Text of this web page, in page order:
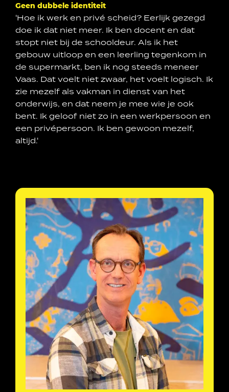
Geen dubbele identiteit
'Hoe ik werk en privé scheid? Eerlijk gezegd
doe ik dat niet meer. Ik ben docent en dat
stopt niet bij de schooldeur. Als ik het
gebouw uitloop en een leerling tegenkom in
de supermarkt, ben ik nog steeds meneer
Vaas. Dat voelt niet zwaar, het voelt logisch. Ik
zie mezelf als vakman in dienst van het
onderwijs, en dat neem je mee wie je ook
bent. Ik geloof niet zo in een werkpersoon en
een privépersoon. Ik ben gewoon mezelf,
altijd.'